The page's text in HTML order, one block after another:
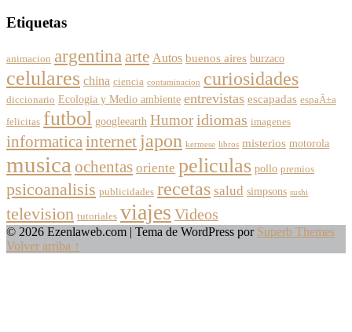
Etiquetas
animacion argentina arte Autos buenos aires burzaco
celulares china ciencia contaminacion curiosidades
diccionario Ecologia y Medio ambiente entrevistas escapadas espaÃ±a
felicitas futbol googleearth Humor idiomas imagenes
informatica internet japon kermese libros misterios motorola
musica ochentas oriente peliculas pollo premios
psicoanalisis publicidades recetas salud simpsons sushi
television tutoriales viajes Videos
© 2026 Ezenlaweb.com | Tema de WordPress por Superb Themes
Volver arriba ↑